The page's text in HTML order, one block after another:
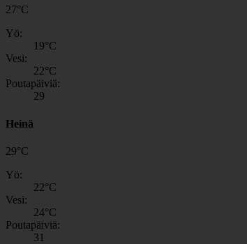
27°C
Yö:
19°C
Vesi:
22°C
Poutapäiviä:
29
Heinä
29°C
Yö:
22°C
Vesi:
24°C
Poutapäiviä:
31